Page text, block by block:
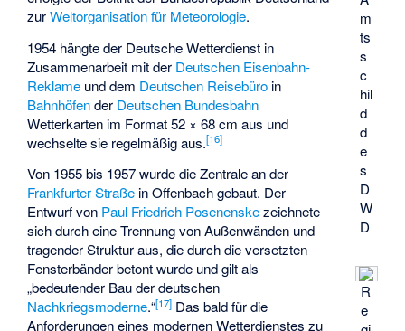
m
ts
s
c
hil
d
d
e
s
D
W
D
R
e
zurWeltorganisation für Meteorologie.
1954 hängte der Deutsche Wetterdienst in
Zusammenarbeit mit der Deutschen Eisenbahn-
Reklame und dem Deutschen Reisebüro in
Bahnhöfender Deutschen Bundesbahn
Wetterkarten im Format 52 × 68 cm aus und
wechselte sie regelmäßig aus.[16]
Von 1955 bis 1957 wurde die Zentrale an der
Frankfurter Straße in Offenbach gebaut. Der
Entwurf von Paul Friedrich Posenenskezeichnete
sich durch eine Trennung von Außenwänden und
tragender Struktur aus, die durch die versetzten
Fensterbänder betont wurde und gilt als
„bedeutender Bau der deutschen
Nachkriegsmoderne.“[17] Das bald für die
Anforderungen eines modernen Wetterdienstes zu